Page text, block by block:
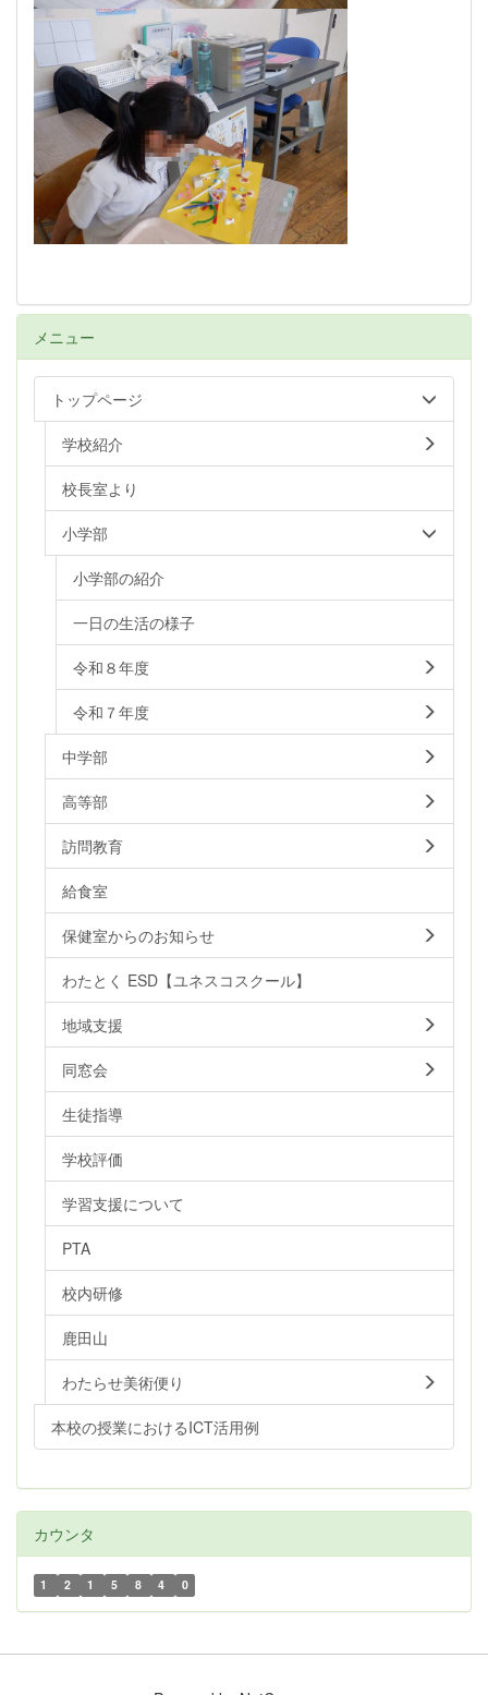
メニュー
トップページ
学校紹介
校長室より
小学部
小学部の紹介
一日の生活の様子
令和８年度
令和７年度
中学部
高等部
訪問教育
給食室
保健室からのお知らせ
わたとく ESD【ユネスコスクール】
地域支援
同窓会
生徒指導
学校評価
学習支援について
PTA
校内研修
鹿田山
わたらせ美術便り
本校の授業におけるICT活用例
カウンタ
1 2 1 5 8 4 0